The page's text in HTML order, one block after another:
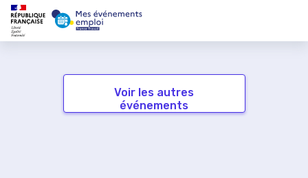
Voir les autres
événements